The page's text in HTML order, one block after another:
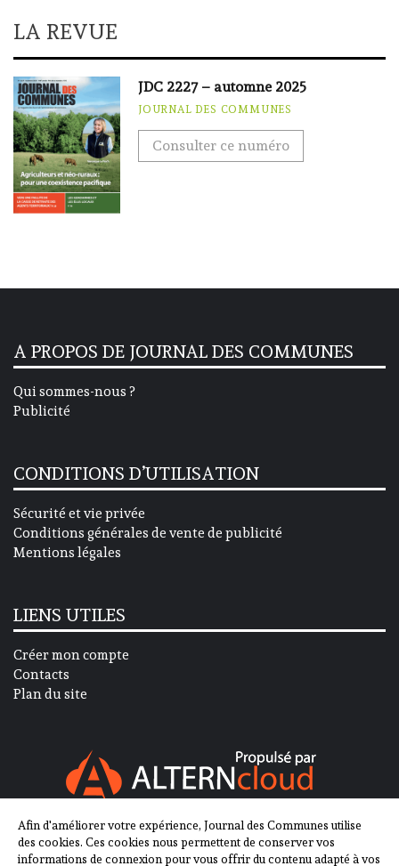
LA REVUE
JDC 2227 – automne 2025
JOURNAL DES COMMUNES
Consulter ce numéro
A PROPOS DE JOURNAL DES COMMUNES
Qui sommes-nous ?
Publicité
CONDITIONS D’UTILISATION
Sécurité et vie privée
Conditions générales de vente de publicité
Mentions légales
LIENS UTILES
Créer mon compte
Contacts
Plan du site
SUIVEZ-NOUS SUR
Afin d'améliorer votre expérience, Journal des Communes utilise
des cookies. Ces cookies nous permettent de conserver vos
informations de connexion pour vous offrir du contenu adapté à vos